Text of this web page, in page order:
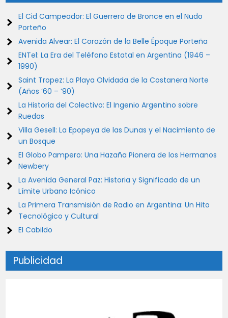
El Cid Campeador: El Guerrero de Bronce en el Nudo
Porteño
Avenida Alvear: El Corazón de la Belle Époque Porteña
ENTel: La Era del Teléfono Estatal en Argentina (1946 –
1990)
Saint Tropez: La Playa Olvidada de la Costanera Norte
(Años ’60 – ’90)
La Historia del Colectivo: El Ingenio Argentino sobre
Ruedas
Villa Gesell: La Epopeya de las Dunas y el Nacimiento de
un Bosque
El Globo Pampero: Una Hazaña Pionera de los Hermanos
Newbery
La Avenida General Paz: Historia y Significado de un
Límite Urbano Icónico
La Primera Transmisión de Radio en Argentina: Un Hito
Tecnológico y Cultural
El Cabildo
Publicidad